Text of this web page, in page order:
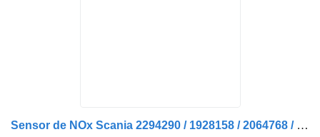
Sensor de NOx Scania 2294290 / 1928158 / 2064768 / 2247380 / 229680 para camión